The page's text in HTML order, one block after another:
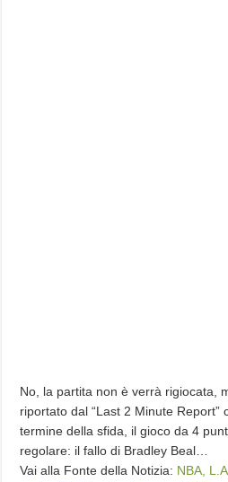
No, la partita non è verrà rigiocata,
riportato dal “Last 2 Minute Report”
termine della sfida, il gioco da 4
regolare: il fallo di Bradley Beal…
Vai alla Fonte della Notizia: NBA,